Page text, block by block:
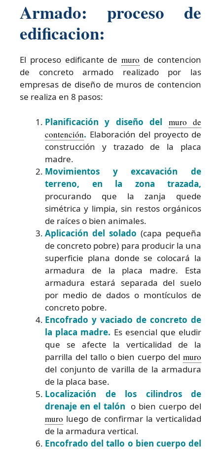
Armado: proceso de
edificacion:
El proceso edificante demuro de contencion
de concreto armado realizado por las
empresas de diseño de muros de contencion
se realiza en 8 pasos:
Planificación y diseño del muro de
contención. Elaboración del proyecto de
construcción y trazado de la placa
madre.
Movimientos y excavación de
terreno, en la zona trazada,
procurando que la zanja quede
simétrica y limpia, sin restos orgánicos
de raíces o bien animales.
Aplicación del solado (capa pequeña
de concreto pobre) para producir la una
superficie plana donde se colocará la
armadura de la placa madre. Esta
armadura estará separada del suelo
por medio de dados o montículos de
concreto pobre.
Encofrado y vaciado de concreto de
la placa madre. Es esencial que eludir
que se afecte la verticalidad de la
parrilla del tallo o bien cuerpo del muro
del conjunto de varilla de la armadura
de la placa base.
Localización de los cilindros de
drenaje en el talón o bien cuerpo del
muro luego de confirmar la verticalidad
de la armadura vertical.
Encofrado del tallo o bien cuerpo del